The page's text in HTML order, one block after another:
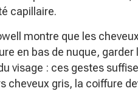
capillaire.
montre que les
en bas de nuque,
visage : ces gestes
cheveux gris, la coiffure